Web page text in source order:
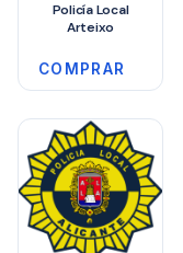
Policía Local
Arteixo
COMPRAR